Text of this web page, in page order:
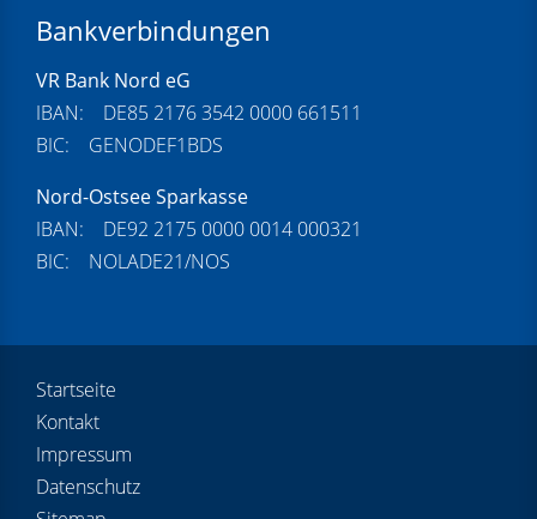
Bankverbindungen
VR Bank Nord eG
IBAN: DE85 2176 3542 0000 661511
BIC: GENODEF1BDS
Nord-Ostsee Sparkasse
IBAN: DE92 2175 0000 0014 000321
BIC: NOLADE21/NOS
Startseite
Kontakt
Impressum
Datenschutz